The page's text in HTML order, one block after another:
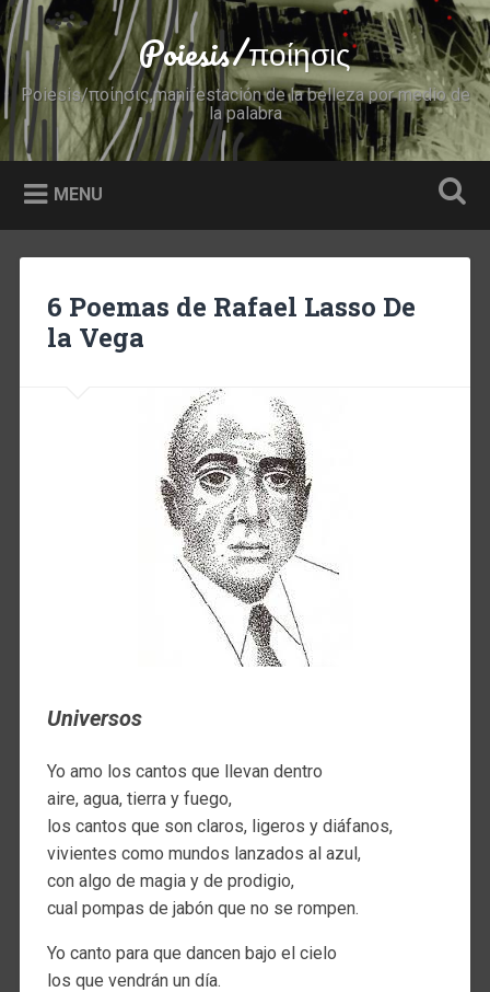
Skip
to
content
Search Poiesis/ποίησις
Poiesis/ποίησις,manifestación de la belleza por medio de
la palabra
MENU
6 Poemas de Rafael Lasso De
la Vega
Universos
Yo amo los cantos que llevan dentro
aire, agua, tierra y fuego,
los cantos que son claros, ligeros y diáfanos,
vivientes como mundos lanzados al azul,
con algo de magia y de prodigio,
cual pompas de jabón que no se rompen.
Yo canto para que dancen bajo el cielo
los que vendrán un día.